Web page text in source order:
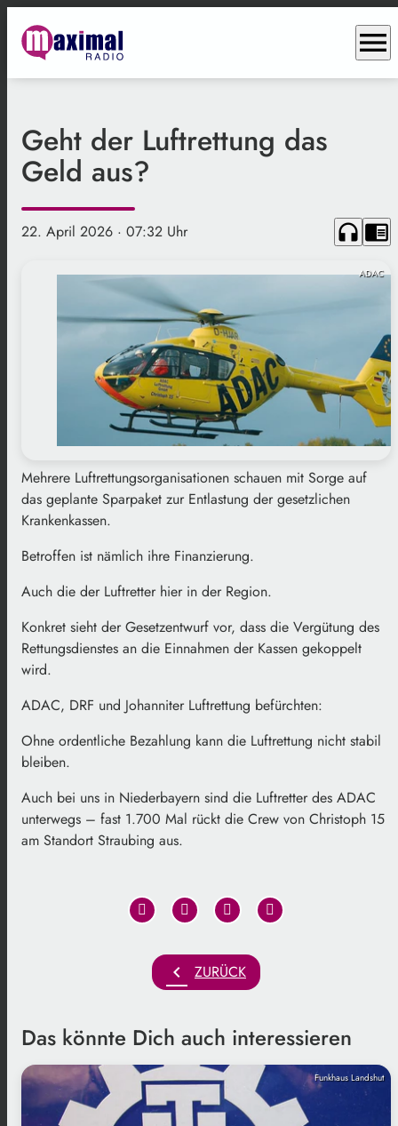
menu
Geht der Luftrettung das
Geld aus?
22. April 2026 · 07:32 Uhr headphones chrome_reader_mode
ADAC
Mehrere Luftrettungsorganisationen schauen mit Sorge auf
das geplante Sparpaket zur Entlastung der gesetzlichen
Krankenkassen.
Betroffen ist nämlich ihre Finanzierung.
Auch die der Luftretter hier in der Region.
Konkret sieht der Gesetzentwurf vor, dass die Vergütung des
Rettungsdienstes an die Einnahmen der Kassen gekoppelt
wird.
ADAC, DRF und Johanniter Luftrettung befürchten:
Ohne ordentliche Bezahlung kann die Luftrettung nicht stabil
bleiben.
Auch bei uns in Niederbayern sind die Luftretter des ADAC
unterwegs – fast 1.700 Mal rückt die Crew von Christoph 15
am Standort Straubing aus.
chevron_left ZURÜCK
Das könnte Dich auch interessieren
Funkhaus Landshut